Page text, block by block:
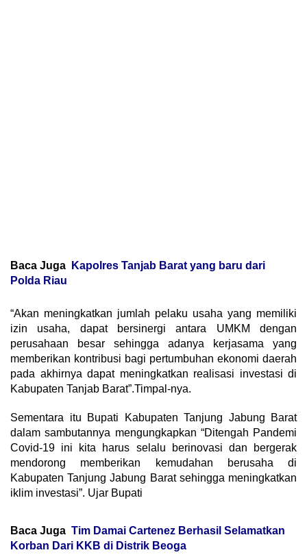
Baca Juga
Kapolres Tanjab Barat yang baru dari
Polda Riau
“Akan meningkatkan jumlah pelaku usaha yang memiliki
izin usaha, dapat bersinergi antara UMKM dengan
perusahaan besar sehingga adanya kerjasama yang
memberikan kontribusi bagi pertumbuhan ekonomi daerah
pada akhirnya dapat meningkatkan realisasi investasi di
Kabupaten Tanjab Barat”.Timpal-nya.
Sementara itu Bupati Kabupaten Tanjung Jabung Barat
dalam sambutannya mengungkapkan “Ditengah Pandemi
Covid-19 ini kita harus selalu berinovasi dan bergerak
mendorong memberikan kemudahan berusaha di
Kabupaten Tanjung Jabung Barat sehingga meningkatkan
iklim investasi”. Ujar Bupati
Baca Juga Tim Damai Cartenez Berhasil Selamatkan
Korban Dari KKB di Distrik Beoga